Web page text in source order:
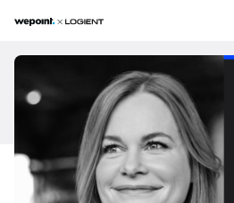
Expertises
Solutions
Entreprise